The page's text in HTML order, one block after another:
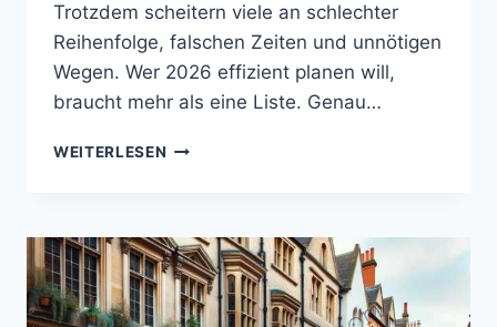
Trotzdem scheitern viele an schlechter
Reihenfolge, falschen Zeiten und unnötigen
Wegen. Wer 2026 effizient planen will,
braucht mehr als eine Liste. Genau…
WEITERLESEN DIE
OXFORD
2026
–
WAS